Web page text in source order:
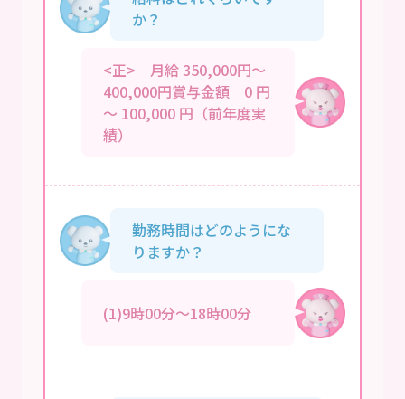
か？
<正> 月給 350,000円～
400,000円賞与金額 0 円
～ 100,000 円（前年度実
績）
勤務時間はどのようにな
りますか？
(1)9時00分～18時00分